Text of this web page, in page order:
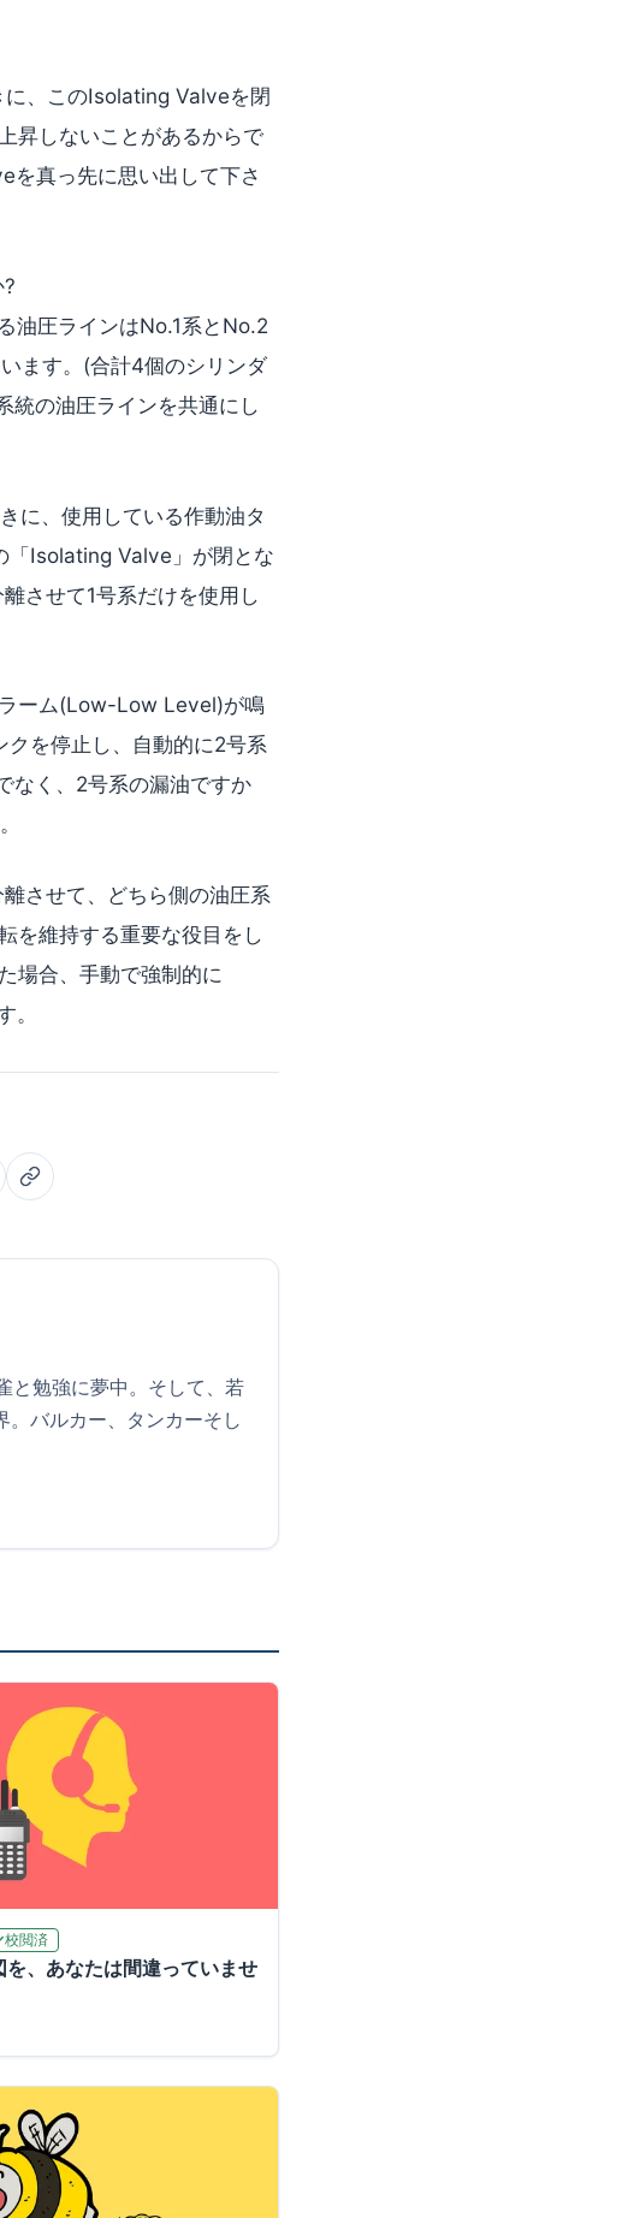
、このIsolating Valveを閉
昇しないことがあるからで
真っ先に思い出して下さ
油圧ラインはNo.1系とNo.2
ます。(合計4個のシリンダ
統の油圧ラインを共通にし
に、使用している作動油タ
「Isolating Valve」が閉とな
させて1号系だけを使用し
ーム(Low-Low Level)が鳴
クを停止し、自動的に2号系
なく、2号系の漏油ですか
させて、どちら側の油圧系
を維持する重要な役目をし
場合、手動で強制的に
。
と勉強に夢中。そして、若
。バルカー、タンカーそし
校閲済
を、あなたは間違っていませ